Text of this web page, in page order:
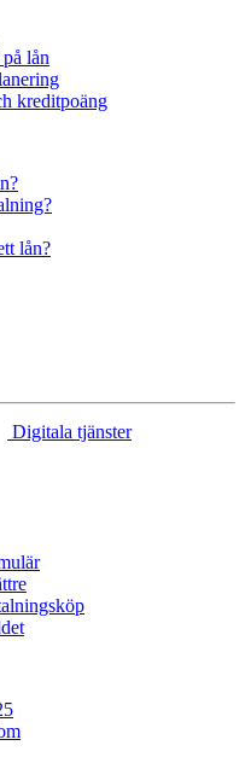
lån
kreditpoäng
lån?
Digitala tjänster